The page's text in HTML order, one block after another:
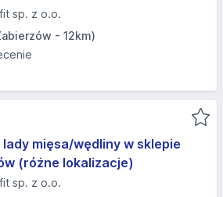
sp. z o.o.
- 12km)
lady mięsa/wędliny w sklepie
(różne lokalizacje)
sp. z o.o.